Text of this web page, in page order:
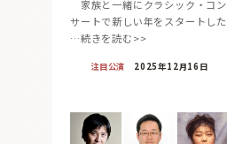
家族と一緒にクラシック・コン
サートで新しい年をスタートした
…続きを読む>>
注目公演 2025年12月16日